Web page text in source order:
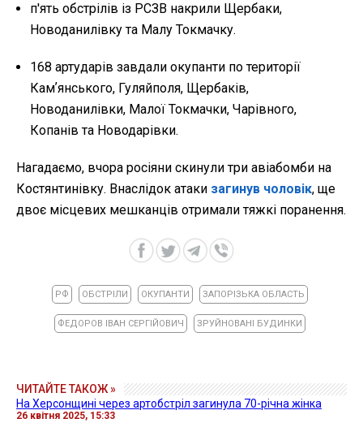
п'ять обстрілів із РСЗВ накрили Щербаки,
Новоданилівку та Малу Токмачку.
168 артударів завдали окупанти по території
Камʼянського, Гуляйполя, Щербаків,
Новоданилівки, Малої Токмачки, Чарівного,
Копанів та Новодарівки.
Нагадаємо, вчора росіяни скинули три авіабомби на
Костянтинівку. Внаслідок атаки загинув чоловік, ще
двоє місцевих мешканців отримали тяжкі поранення.
РФ ОБСТРІЛИ ОКУПАНТИ ЗАПОРІЗЬКА ОБЛАСТЬ
ФЕДОРОВ ІВАН СЕРГІЙОВИЧ ЗРУЙНОВАНІ БУДИНКИ
ЧИТАЙТЕ ТАКОЖ »
На Херсонщині через артобстріл загинула 70-річна жінка
26 квітня 2025, 15:33